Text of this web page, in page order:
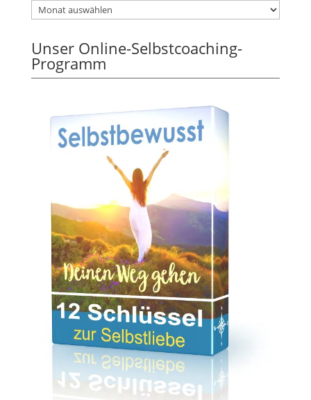
Unser Online-Selbstcoaching-
Programm